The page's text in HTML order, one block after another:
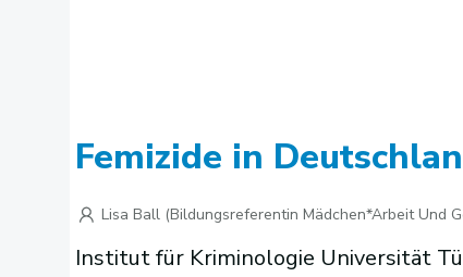
Femizide in
Lisa Ball (Bildungsreferentin Mädchen*arbeit Und
Institut für Kriminologie Universität